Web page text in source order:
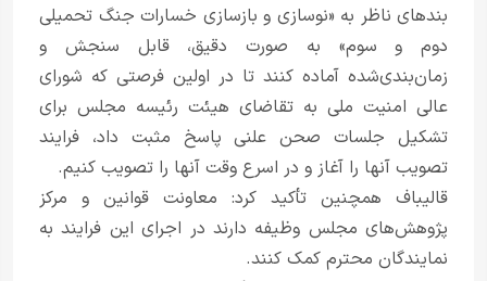
بندهای ناظر به «نوسازی و بازسازی خسارات جنگ تحمیلی
دوم و سوم» به صورت دقیق، قابل سنجش و
زمان‌بندی‌شده آماده کنند تا در اولین فرصتی که شورای
عالی امنیت ملی به تقاضای هیئت رئیسه مجلس برای
تشکیل جلسات صحن علنی پاسخ مثبت داد، فرایند
تصویب آنها را آغاز و در اسرع وقت آنها را تصویب کنیم.
قالیباف همچنین تأکید کرد: معاونت قوانین و مرکز
پژوهش‌های مجلس وظیفه دارند در اجرای این فرایند به
نمایندگان محترم کمک کنند.